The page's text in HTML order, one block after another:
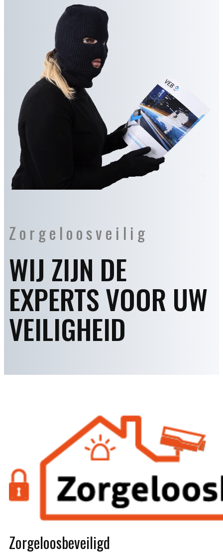
Zorgeloosveilig
WIJ ZIJN DE
EXPERTS VOOR UW
VEILIGHEID
Zorgeloosbeveiligd